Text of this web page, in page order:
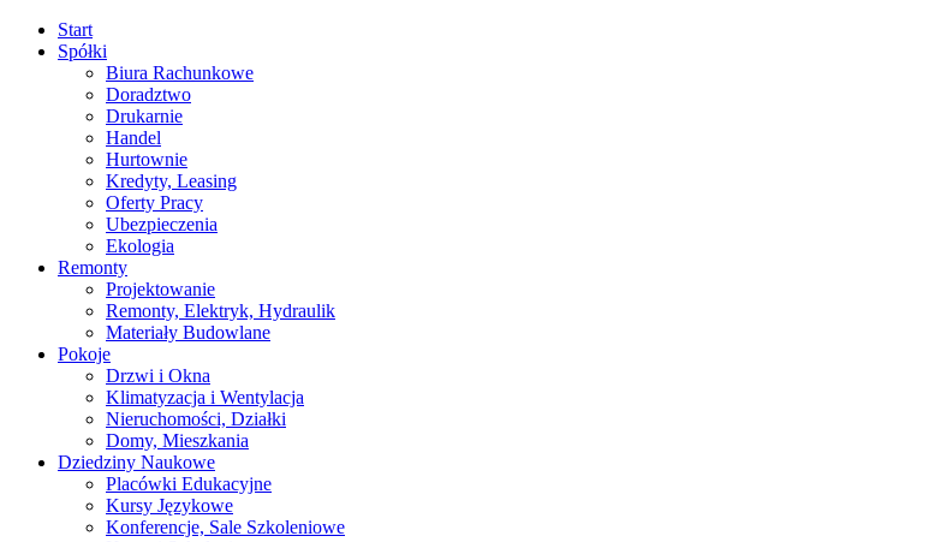
Start
Spółki
Biura Rachunkowe
Doradztwo
Drukarnie
Handel
Hurtownie
Kredyty, Leasing
Oferty Pracy
Ubezpieczenia
Ekologia
Remonty
Projektowanie
Remonty, Elektryk, Hydraulik
Materiały Budowlane
Pokoje
Drzwi i Okna
Klimatyzacja i Wentylacja
Nieruchomości, Działki
Domy, Mieszkania
Dziedziny Naukowe
Placówki Edukacyjne
Kursy Językowe
Konferencje, Sale Szkoleniowe